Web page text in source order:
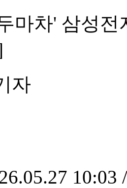
마차' 삼성
자
10:03